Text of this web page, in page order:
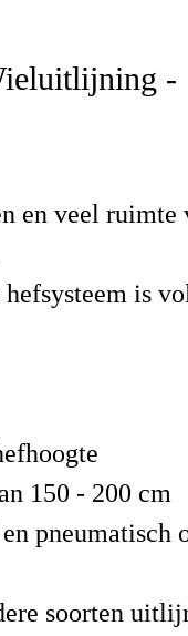
-
en veel ruimte
is
150 - 200 cm
pneumatisch
soorten